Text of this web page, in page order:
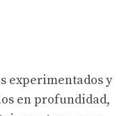
experimentados y
en profundidad,